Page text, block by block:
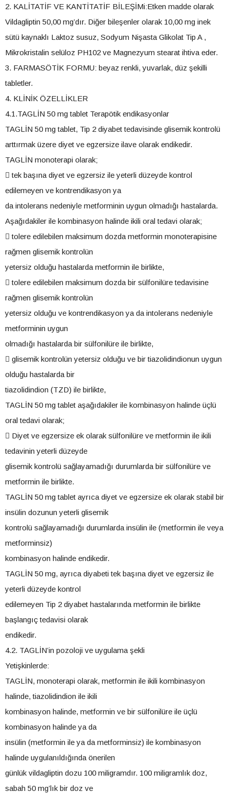
2. KALİTATİF VE KANTİTATİF BİLEŞİMi:Etken madde olarak
Vildagliptin 50,00 mg’dır. Diğer bileşenler olarak 10,00 mg inek
sütü kaynaklı Laktoz susuz, Sodyum Nişasta Glikolat Tip A ,
Mikrokristalin selüloz PH102 ve Magnezyum stearat ihtiva eder.
3. FARMASÖTİK FORMU: beyaz renkli, yuvarlak, düz şekilli
tabletler.
4. KLİNİK ÖZELLİKLER
4.1.TAGLİN 50 mg tablet Terapötik endikasyonlar
TAGLİN 50 mg tablet, Tip 2 diyabet tedavisinde glisemik kontrolü
arttırmak üzere diyet ve egzersize ilave olarak endikedir.
TAGLİN monoterapi olarak;
 tek başına diyet ve egzersiz ile yeterli düzeyde kontrol
edilemeyen ve kontrendikasyon ya
da intolerans nedeniyle metforminin uygun olmadığı hastalarda.
Aşağıdakiler ile kombinasyon halinde ikili oral tedavi olarak;
 tolere edilebilen maksimum dozda metformin monoterapisine
rağmen glisemik kontrolün
yetersiz olduğu hastalarda metformin ile birlikte,
 tolere edilebilen maksimum dozda bir sülfonilüre tedavisine
rağmen glisemik kontrolün
yetersiz olduğu ve kontrendikasyon ya da intolerans nedeniyle
metforminin uygun
olmadığı hastalarda bir sülfonilüre ile birlikte,
 glisemik kontrolün yetersiz olduğu ve bir tiazolidindionun uygun
olduğu hastalarda bir
tiazolidindion (TZD) ile birlikte,
TAGLİN 50 mg tablet aşağıdakiler ile kombinasyon halinde üçlü
oral tedavi olarak;
 Diyet ve egzersize ek olarak sülfonilüre ve metformin ile ikili
tedavinin yeterli düzeyde
glisemik kontrolü sağlayamadığı durumlarda bir sülfonilüre ve
metformin ile birlikte.
TAGLİN 50 mg tablet ayrıca diyet ve egzersize ek olarak stabil bir
insülin dozunun yeterli glisemik
kontrolü sağlayamadığı durumlarda insülin ile (metformin ile veya
metforminsiz)
kombinasyon halinde endikedir.
TAGLİN 50 mg, ayrıca diyabeti tek başına diyet ve egzersiz ile
yeterli düzeyde kontrol
edilemeyen Tip 2 diyabet hastalarında metformin ile birlikte
başlangıç tedavisi olarak
endikedir.
4.2. TAGLİN’in pozoloji ve uygulama şekli
Yetişkinlerde:
TAGLİN, monoterapi olarak, metformin ile ikili kombinasyon
halinde, tiazolidindion ile ikili
kombinasyon halinde, metformin ve bir sülfonilüre ile üçlü
kombinasyon halinde ya da
insülin (metformin ile ya da metforminsiz) ile kombinasyon
halinde uygulanıldığında önerilen
günlük vildagliptin dozu 100 miligramdır. 100 miligramlık doz,
sabah 50 mg’lık bir doz ve